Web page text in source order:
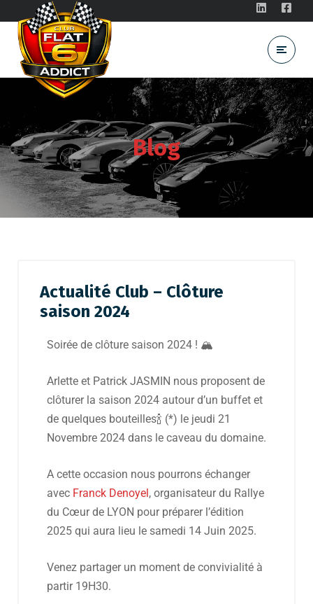
Blog
Actualité Club – Clôture
saison 2024
Soirée de clôture saison 2024 ! 🏔
Arlette et Patrick JASMIN nous proposent de
clôturer la saison 2024 autour d’un buffet et
de quelques bouteilles🍾 (*) le jeudi 21
Novembre 2024 dans le caveau du domaine.
A cette occasion nous pourrons échanger
avec Franck Denoyel, organisateur du Rallye
du Cœur de LYON pour préparer l’édition
2025 qui aura lieu le samedi 14 Juin 2025.
Venez partager un moment de convivialité à
partir 19H30.